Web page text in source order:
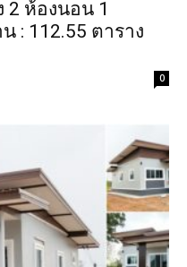
2 ห้องนอน 1
: 112.55 ตาราง
0